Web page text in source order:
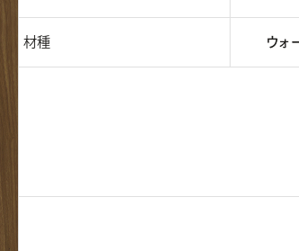
材種 ウォ